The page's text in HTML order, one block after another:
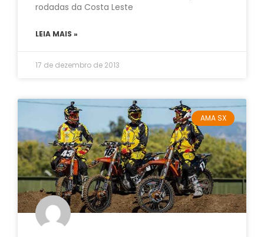
rodadas da Costa Leste
LEIA MAIS »
17 de dezembro de 2013
AMA SX